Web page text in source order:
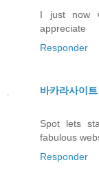
I just now
appreciate
Responder
바카라사이트
Spot lets
fabulous
Responder